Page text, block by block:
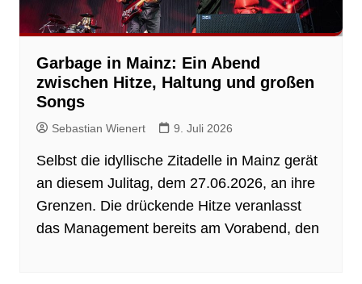
Garbage in Mainz: Ein Abend
zwischen Hitze, Haltung und großen
Songs
Sebastian Wienert 9. Juli 2026
Selbst die idyllische Zitadelle in Mainz gerät
an diesem Julitag, dem 27.06.2026, an ihre
Grenzen. Die drückende Hitze veranlasst
das Management bereits am Vorabend, den